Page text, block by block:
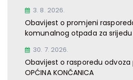
3. 8. 2026.
Obavijest o promjeni
komunalnog otpada za srijedu
30. 7. 2026.
Obavijest o rasporedu odvoza
OPĆINA KONČANICA